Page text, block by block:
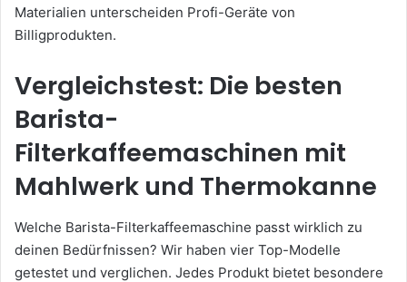
Materialien unterscheiden Profi-Geräte von
Billigprodukten.
Vergleichstest: Die besten
Barista-
Filterkaffeemaschinen mit
Mahlwerk und Thermokanne
Welche Barista-Filterkaffeemaschine passt wirklich zu
deinen Bedürfnissen? Wir haben vier Top-Modelle
getestet und verglichen. Jedes Produkt bietet besondere